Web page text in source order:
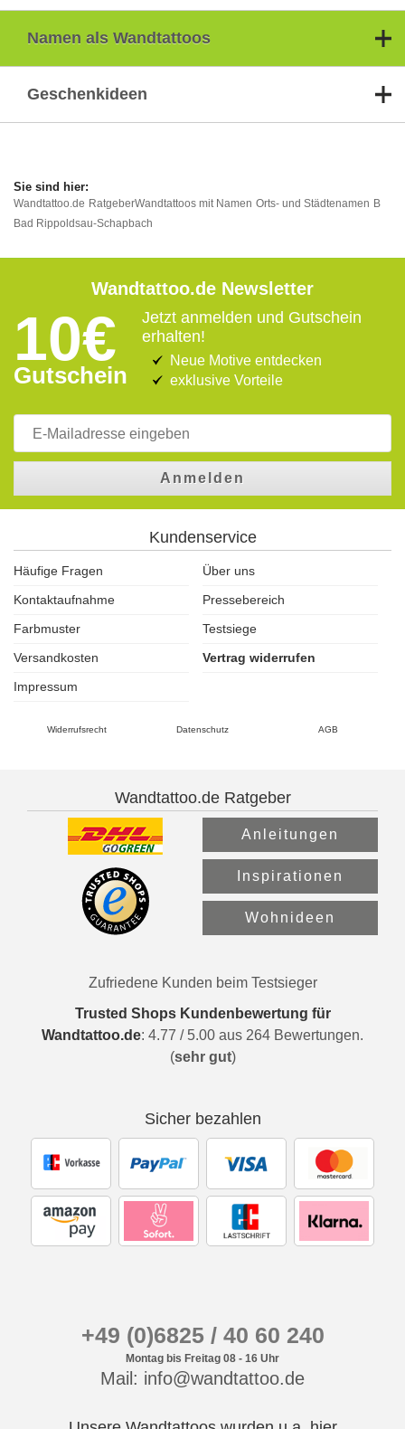
Namen als Wandtattoos
Geschenkideen
Wandtattoo.de RatgeberWandtattoos mit Namen Orts- und Städtenamen B
Bad Rippoldsau-Schapbach
Wandtattoo.de Newsletter
10€
Gutschein
Jetzt anmelden und Gutschein
erhalten!
Neue Motive entdecken
exklusive Vorteile
Anmelden
Kundenservice
Häufige Fragen
Über uns
Kontaktaufnahme
Pressebereich
Farbmuster
Testsiege
Versandkosten
Vertrag widerrufen
Impressum
Widerrufsrecht Datenschutz AGB
Wandtattoo.de Ratgeber
Anleitungen
Inspirationen
Wohnideen
Zufriedene Kunden beim Testsieger
Trusted Shops Kundenbewertung für
Wandtattoo.de: 4.77 / 5.00 aus 264 Bewertungen.
(sehr gut)
Sicher bezahlen
+49 (0)6825 / 40 60 240
Montag bis Freitag 08 - 16 Uhr
Mail: info@wandtattoo.de